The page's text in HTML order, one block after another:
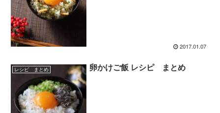
2017.01.07
レシピ まとめ 卵かけご飯 レシピ まとめ